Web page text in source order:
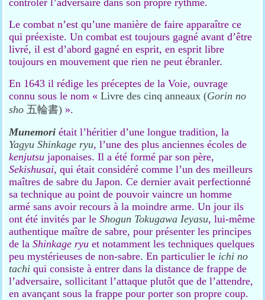
contrôler l’adversaire dans son propre rythme.
Le combat n’est qu’une manière de faire apparaître ce
qui préexiste. Un combat est toujours gagné avant d’être
livré, il est d’abord gagné en esprit, en esprit libre
toujours en mouvement que rien ne peut ébranler.
En 1643 il rédige les préceptes de la Voie, ouvrage
connu sous le nom «Livre des cinq anneaux (Gorin no
sho 五輪書) ».
Munemori était l’héritier d’une longue tradition, la
Yagyu Shinkage ryu, l’une des plus anciennes écoles de
kenjutsu japonaises. Il a été formé par son père,
Sekishusai, qui était considéré comme l’un des meilleurs
maîtres de sabre du Japon. Ce dernier avait perfectionné
sa technique au point de pouvoir vaincre un homme
armé sans avoir recours à la moindre arme. Un jour ils
ont été invités par leShogun Tokugawa Ieyasu, lui-même
authentique maître de sabre, pour présenter les principes
de laShinkage ryu et notamment les techniques quelques
peu mystérieuses de non-sabre. En particulier le ichi no
tachi qui consiste à entrer dans la distance de frappe de
l’adversaire, sollicitant l’attaque plutôt que de l’attendre,
en avançant sous la frappe pour porter son propre coup.